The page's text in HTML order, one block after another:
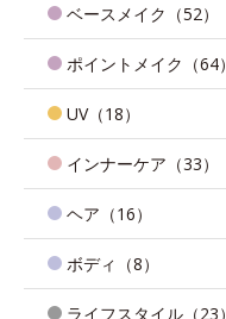
ベースメイク（52）
ポイントメイク（64）
UV（18）
インナーケア（33）
ヘア（16）
ボディ（8）
ライフスタイル（23）